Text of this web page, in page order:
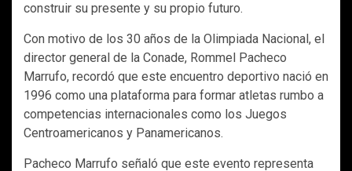
construir su presente y su propio futuro.
Con motivo de los 30 años de la Olimpiada Nacional, el
director general de la Conade, Rommel Pacheco
Marrufo, recordó que este encuentro deportivo nació en
1996 como una plataforma para formar atletas rumbo a
competencias internacionales como los Juegos
Centroamericanos y Panamericanos.
Pacheco Marrufo señaló que este evento representa